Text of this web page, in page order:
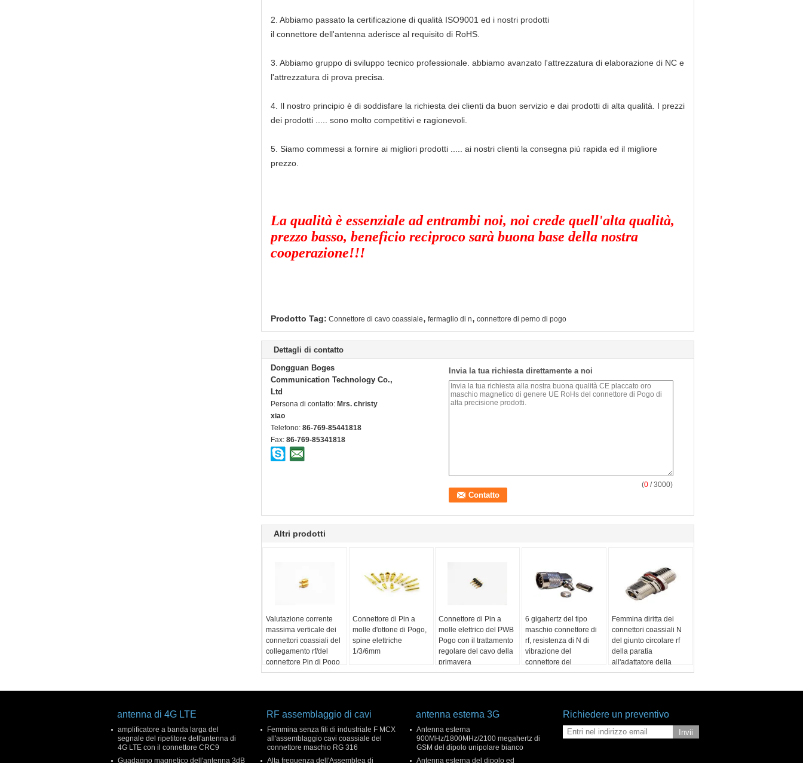
2. Abbiamo passato la certificazione di qualità ISO9001 ed i nostri prodotti
il connettore dell'antenna aderisce al requisito di RoHS.
3. Abbiamo gruppo di sviluppo tecnico professionale. abbiamo avanzato l'attrezzatura di elaborazione di NC e
l'attrezzatura di prova precisa.
4. Il nostro principio è di soddisfare la richiesta dei clienti da buon servizio e dai prodotti di alta qualità. I prezzi
dei prodotti ..... sono molto competitivi e ragionevoli.
5. Siamo commessi a fornire ai migliori prodotti ..... ai nostri clienti la consegna più rapida ed il migliore
prezzo.
La qualità è essenziale ad entrambi noi, noi crede quell'alta qualità,
prezzo basso, beneficio reciproco sarà buona base della nostra
cooperazione!!!
Prodotto Tag: Connettore di cavo coassiale, fermaglio di n, connettore di perno di pogo
Dettagli di contatto
Dongguan Boges
Communication Technology Co.,
Ltd
Persona di contatto: Mrs. christy
xiao
Telefono: 86-769-85441818
Fax: 86-769-85341818
Invia la tua richiesta direttamente a noi
(0 / 3000)
Altri prodotti
Valutazione corrente
massima verticale dei
connettori coassiali del
collegamento rf/del
connettore Pin di Pogo
36V 15A
Connettore di Pin a
molle d'ottone di Pogo,
spine elettriche
1/3/6mm
Connettore di Pin a
molle elettrico del PWB
Pogo con il trattamento
regolare del cavo della
primavera
6 gigahertz del tipo
maschio connettore di
rf, resistenza di N di
vibrazione del
connettore del
coassiale dell'angolo
Femmina diritta dei
connettori coassiali N
del giunto circolare rf
della paratia
all'adattatore della
femmina di N
antenna di 4G LTE
amplificatore a banda larga del
segnale del ripetitore dell'antenna di
4G LTE con il connettore CRC9
Guadagno magnetico dell'antenna 3dB
RF assemblaggio di cavi
Femmina senza fili di industriale F MCX
all'assemblaggio cavi coassiale del
connettore maschio RG 316
Alta frequenza dell'Assemblea di
antenna esterna 3G
Antenna esterna
900MHz/1800MHz/2100 megahertz di
GSM del dipolo unipolare bianco
Antenna esterna del dipolo ed
Richiedere un preventivo
Invii